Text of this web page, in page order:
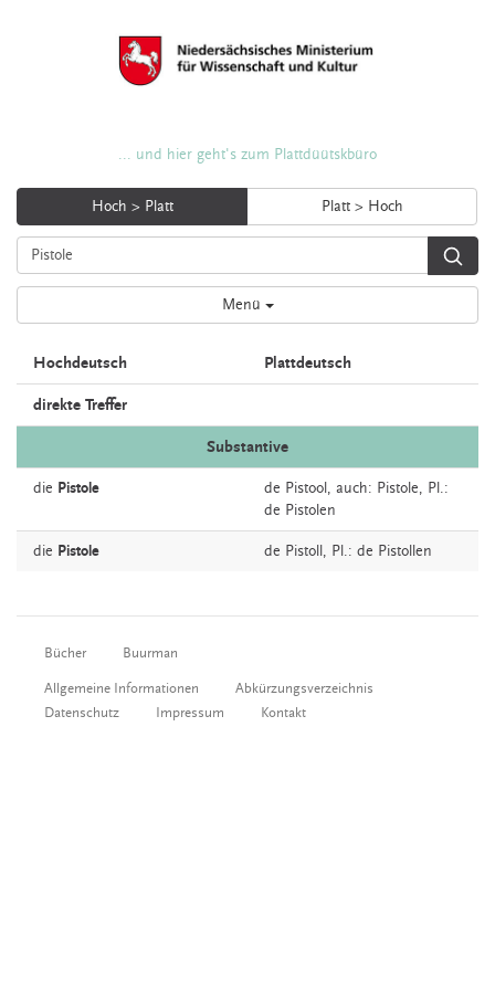
... und hier geht's zum Plattdüütskbüro
Hoch > Platt Platt > Hoch
Menü
Hochdeutsch Plattdeutsch
direkte Treffer
Substantive
die Pistole de Pistool, auch: Pistole, Pl.:
de Pistolen
die Pistole de Pistoll , Pl.: de Pistollen
Bücher Buurman
Allgemeine Informationen
Abkürzungsverzeichnis
Datenschutz
Impressum Kontakt